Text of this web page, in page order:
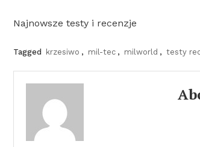
Najnowsze testy i recenzje
Tagged krzesiwo , mil-tec , milworld , testy